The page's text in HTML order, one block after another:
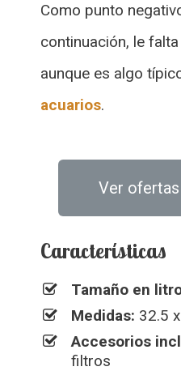
Como punto
continuación, le
aunque es algo
acuarios.
Ver
Características
Tamaño en
Medidas: 32.5
Accesorios
filtros